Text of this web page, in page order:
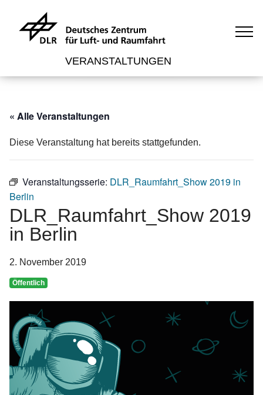
VERANSTALTUNGEN
« Alle Veranstaltungen
Diese Veranstaltung hat bereits stattgefunden.
Veranstaltungsserie: DLR_Raumfahrt_Show 2019 in
Berlin
DLR_Raumfahrt_Show 2019
in Berlin
2. November 2019
Öffentlich